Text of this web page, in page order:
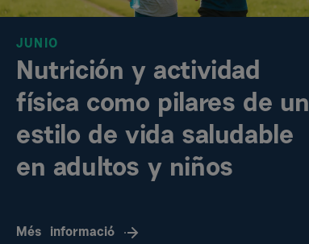
JUNIO
Nutrición y actividad
física como pilares de un
estilo de vida saludable
en adultos y niños
Més informació